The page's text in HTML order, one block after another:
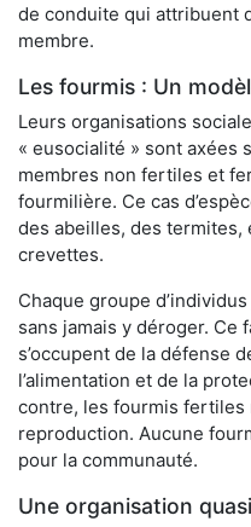
de conduite qui attribuent
membre.
Les fourmis : Un
Leurs organisations
« eusocialité » sont axées
membres non fertiles et
fourmilière. Ce cas
des abeilles, des
crevettes.
Chaque groupe
sans jamais y déroger.
s’occupent de la défense
l’alimentation et de la
contre, les fourmis fertiles
reproduction. Aucune
pour la communauté.
Une organisation